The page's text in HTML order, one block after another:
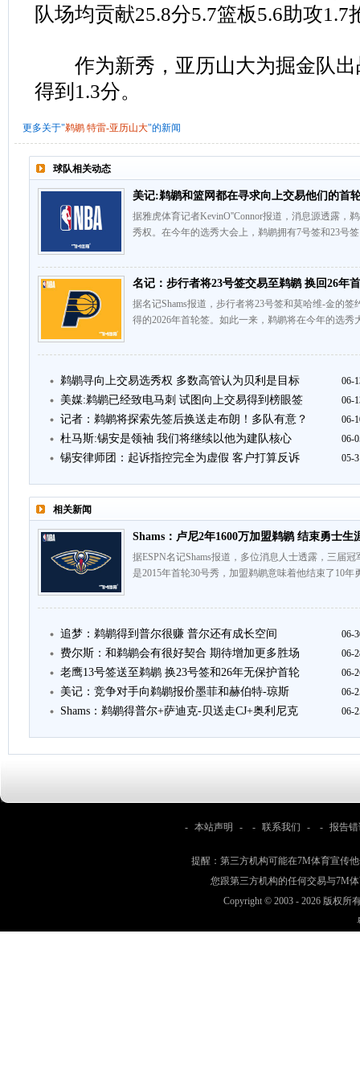
队场均贡献25.8分5.7篮板5.6助攻1.7
作为新秀，亚历山大为掘金队出
得到1.3分。
更多关于"鹈鹕 特雷-亚历山大"的新闻
球队相关动态
美记:鹈鹕和篮网都在寻求向上交易他们的首
据雅虎体育记者KevinO''Connor报道，消息源透露，
秀权。在今年的选秀大会上，鹈鹕拥有7号签和23号
名记：步行者将23号签交易至鹈鹕 换回26年
据名记Shams报道，步行者将23号签和莫哈维-金的
得的2026年首轮签。如此一来，鹈鹕将在今年的选
鹈鹕寻向上交易选秀权 多数高管认为贝利是目标 06-
美媒:鹈鹕已经致电马刺 试图向上交易得到榜眼签 06-
记者：鹈鹕将探索先签后换送走布朗！多队有意？ 06-
杜马斯:锡安是领袖 我们将继续以他为建队核心 06-
锡安律师团：起诉指控完全为虚假 客户打算反诉 05-
相关新闻
Shams：卢尼2年1600万加盟鹈鹕 结束勇士生
据ESPN名记Shams报道，多位消息人士透露，三届
是2015年首轮30号秀，加盟鹈鹕意味着他结束了10
追梦：鹈鹕得到普尔很赚 普尔还有成长空间 06-
费尔斯：和鹈鹕会有很好契合 期待增加更多胜场 06-
老鹰13号签送至鹈鹕 换23号签和26年无保护首轮 06-
美记：竞争对手向鹈鹕报价墨菲和赫伯特-琼斯 06-
Shams：鹈鹕得普尔+萨迪克-贝送走CJ+奥利尼克 06-
- 本站声明 - - 联系我们 - - 报告
提醒：第三方机构可能在7M体育宣传
您跟第三方机构的任何交易与7M
Copyright © 2003 - 2026 版权所